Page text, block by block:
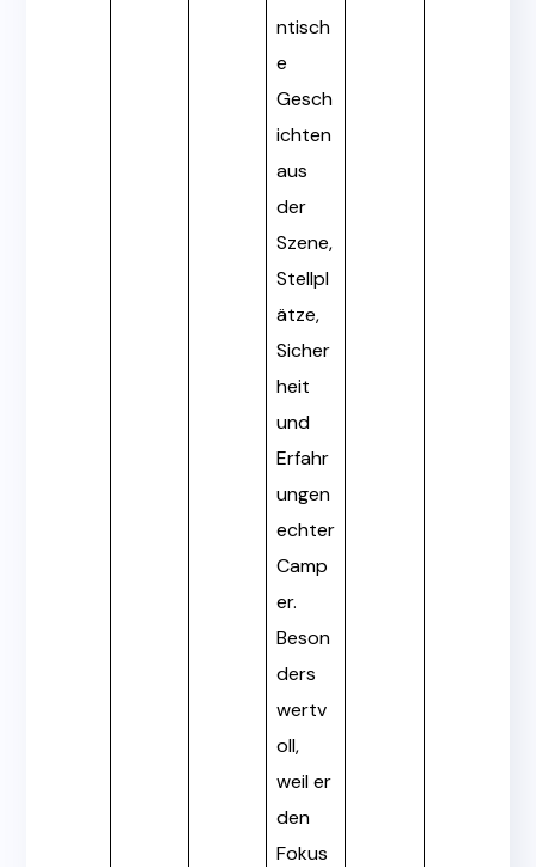
ntisch
e
Gesch
ichten
aus
der
Szene,
Stellpl
ätze,
Sicher
heit
und
Erfahr
ungen
echter
Camp
er.
Beson
ders
wertv
oll,
weil er
den
Fokus